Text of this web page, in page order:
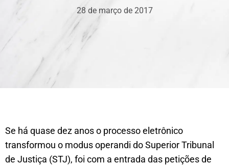
28 de março de 2017
Se há quase dez anos o processo eletrônico
transformou o modus operandi do Superior Tribunal
de Justiça (STJ), foi com a entrada das petições de